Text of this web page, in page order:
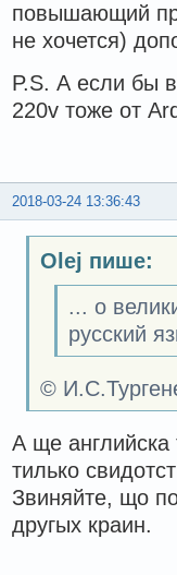
повышающий
не хочется)
P.S. А если бы
220v тоже от
2018-03-24 13:36:43
Olej пише:
... о
русский
©
А ще
тилько
Звиняйте, що
другых краин.